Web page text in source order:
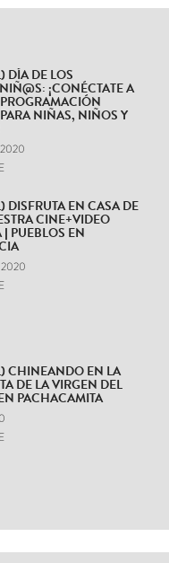
DÍA DE LOS
¡CONÉCTATE A
NIÑAS, NIÑOS Y
DISFRUTA EN CASA DE
CINE+VIDEO
PUEBLOS EN
CHINEANDO EN LA
DE LA VIRGEN DEL
PACHACAMITA